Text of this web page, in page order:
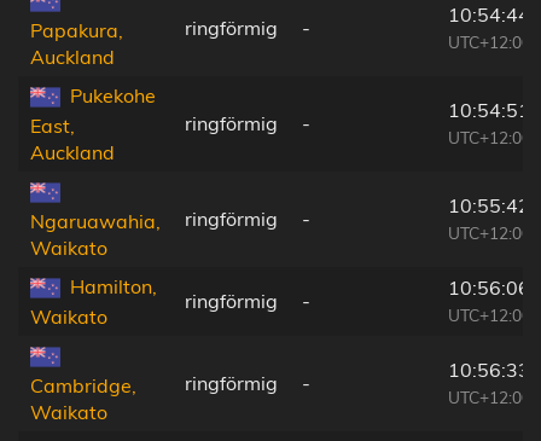
Papakura,
Auckland
ringförmig -
10:54:44
UTC+12:00
Pukekohe
East,
Auckland
ringförmig -
10:54:51
UTC+12:00
Ngaruawahia,
Waikato
ringförmig -
10:55:42
UTC+12:00
Hamilton,
Waikato
ringförmig -
10:56:06
UTC+12:00
Cambridge,
Waikato
ringförmig -
10:56:33
UTC+12:00